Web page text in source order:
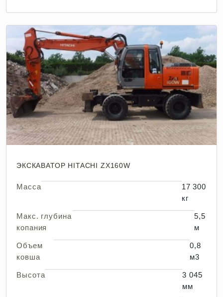
ЭКСКАВАТОР HITACHI ZX160W
Масса
17 300
кг
Макс. глубина
копания
5,5
м
Объем
ковша
0,8
м3
Высота
3 045
мм